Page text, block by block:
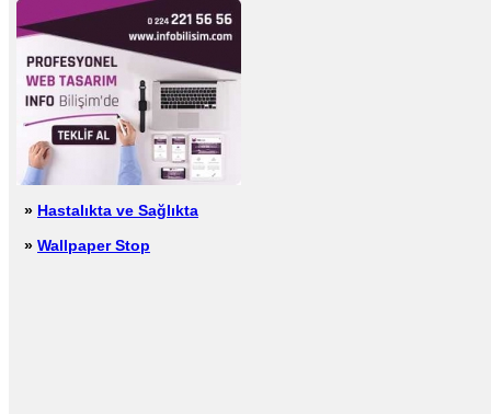
» Hastalıkta ve Sağlıkta
» Wallpaper Stop